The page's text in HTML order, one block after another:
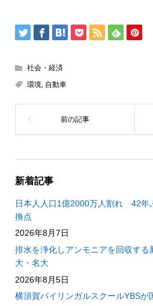
社会・経済
環境 自動車
新着記事
日本人人口1億2000万人割れ 42年
換点
2026年8月7日
排水を浄化しアンモニアを回収す
大・名大
2026年8月5日
横須賀バイリンガルスクールYBSが